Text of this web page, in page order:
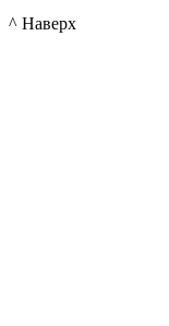
^ Наверх